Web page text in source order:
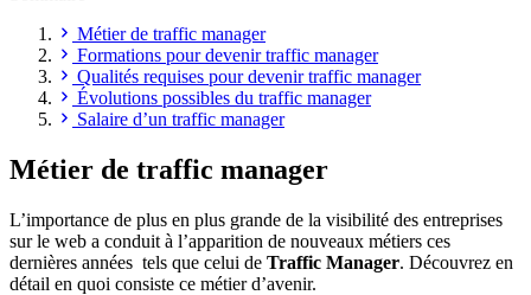
Métier de traffic manager
Formations pour devenir traffic manager
Qualités requises pour devenir traffic manager
Évolutions possibles du traffic manager
Salaire d’un traffic manager
Métier de traffic manager
L’importance de plus en plus grande de la visibilité des entreprises
sur le web a conduit à l’apparition de nouveaux métiers ces
dernières années tels que celui de Traffic Manager. Découvrez en
détail en quoi consiste ce métier d’avenir.